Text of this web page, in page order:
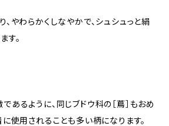
やわらかくしなやかで、シュシュっと絹
す。
るように、同じブドウ科の［蔦］もおめ
使用されることも多い柄になります。